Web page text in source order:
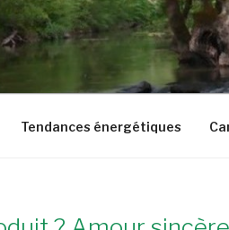
Tendances énergétiques